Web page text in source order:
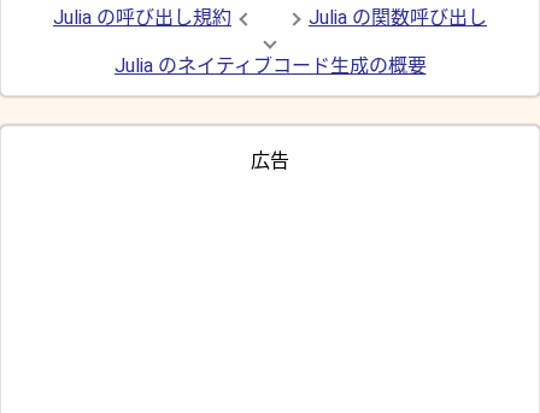
Julia の呼び出し規約
Julia の関数呼び出し
Julia のネイティブコード生成の概要
広告